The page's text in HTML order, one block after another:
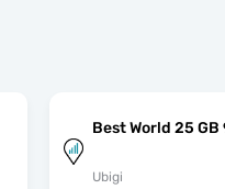
Best World 25 GB
Ubigi